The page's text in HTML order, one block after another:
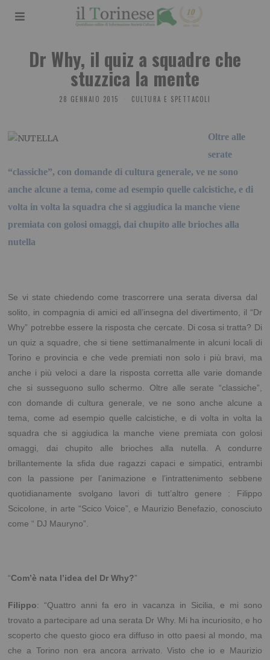
Dr Why, il quiz a squadre che
stuzzica la mente
28 GENNAIO 2015 CULTURA E SPETTACOLI
Oltre alle
serate
“classiche”, con domande di cultura generale, ve ne sono
anche alcune a tema, come ad esempio quelle calcistiche, e di
volta in volta la squadra che si aggiudica la manche viene
premiata con golosi omaggi, dai chupito alle brioches alla
nutella
Se vi state chiedendo come trascorrere una serata diversa dal
solito, in compagnia di amici ed all’insegna del divertimento, il “Dr
Why” potrebbe essere la risposta che cercate. Di cosa si tratta? Di
un quiz a squadre, che si tiene settimanalmente in alcuni locali di
Torino e provincia e che vede premiati non solo i più bravi, ma
anche i più veloci a dare la risposta corretta alle varie domande
che si susseguono sullo schermo. Oltre alle serate “classiche”,
con domande di cultura generale, ve ne sono anche alcune a
tema, come ad esempio quelle calcistiche, e di volta in volta la
squadra che si aggiudica la manche viene premiata con golosi
omaggi, dai chupito alle brioches alla nutella. A condurre
brillantemente la sfida due ragazzi capaci e simpatici, entrambi
con la passione per l’animazione e l’intrattenimento sebbene
quotidianamente svolgano lavori di tutt’altro genere : Filippo
Scicolone, in arte “Scico Voice”, e Maurizio Benefazio, conosciuto
come “ DJ Mauryno”.
“Com’è nata l’idea del Dr Why?”
Filippo: “Quattro anni fa ero in vacanza in Sicilia, e mi sono
trovato a partecipare ad una serata Dr Why. Mi ha incuriosito, e ho
scoperto che questo gioco era diffuso in otto paesi al mondo, ma
che a Torino non era ancora arrivato. Visto che io e Maurizio